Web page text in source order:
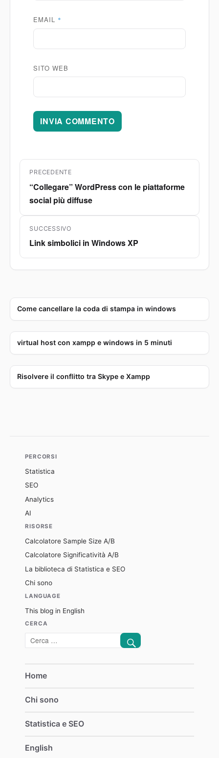
EMAIL *
SITO WEB
Navigazione
articoli
PRECEDENTE
Articolo
precedente:
“Collegare” WordPress con le piattaforme
social più diffuse
SUCCESSIVO
Articolo
successivo:
Link simbolici in Windows XP
Come cancellare la coda di stampa in windows
virtual host con xampp e windows in 5 minuti
Risolvere il conflitto tra Skype e Xampp
PERCORSI
Statistica
SEO
Analytics
AI
RISORSE
Calcolatore Sample Size A/B
Calcolatore Significatività A/B
La biblioteca di Statistica e SEO
Chi sono
LANGUAGE
This blog in English
CERCA
Cerca: CERCA
Home
Chi sono
Statistica e SEO
English